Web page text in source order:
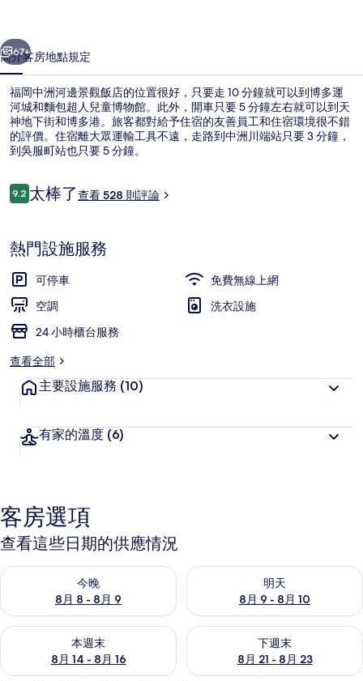
觀
飯
店
的
相
片
集
個 下一個
67+
簡介客房地點規定
福岡中洲河邊景觀飯店的位置很好，只要走 10 分鐘就可以到博多運
河城和麵包超人兒童博物館。此外，開車只要 5 分鐘左右就可以到天
神地下街和博多港。旅客都對給予住宿的友善員工和住宿環境很不錯
的評價。住宿離大眾運輸工具不遠，走路到中洲川端站只要 3 分鐘，
到吳服町站也只要 5 分鐘。
評
論
9.29.2 分，滿分 10 分，
太棒了查看 528 則評論
熱門設施服務
可停車
免費無線上網
空調
洗衣設施
24 小時櫃台服務
查看全部
主要設施服務 (10)
有家的溫度 (6)
客房選項
查看這些日期的供應情況
今晚
8月 8 - 8月 9
查看今晚 (8月 8 - 8月 9) 的供應情況
明天
8月 9 - 8月 10
查看明天 (8月 9 - 8月 10) 的供
本週末
8月 14 - 8月 16
查看本週末 (8月 14 - 8月 16) 的供應情況
下週末
8月 21 - 8月 23
查看下週末 (8月 21 - 8月 23)